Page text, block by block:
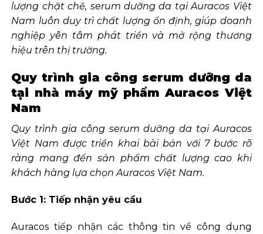
lượng chặt chẽ, serum dưỡng da tại Auracos Việt
Nam luôn duy trì chất lượng ổn định, giúp doanh
nghiệp yên tâm phát triển và mở rộng thương
hiệu trên thị trường.
Quy trình gia công serum dưỡng da
tại nhà máy mỹ phẩm Auracos Việt
Nam
Quy trình gia công serum dưỡng da tại Auracos
Việt Nam được triển khai bài bản với 7 bước rõ
ràng mang đến sản phẩm chất lượng cao khi
khách hàng lựa chọn Auracos Việt Nam.
Bước 1: Tiếp nhận yêu cầu
Auracos tiếp nhận các thông tin về công dụng